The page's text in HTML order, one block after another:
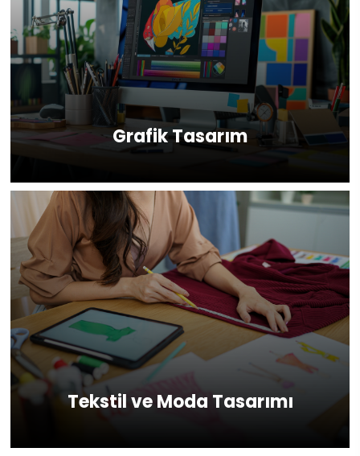
Grafik Tasarım
Tekstil ve Moda Tasarımı